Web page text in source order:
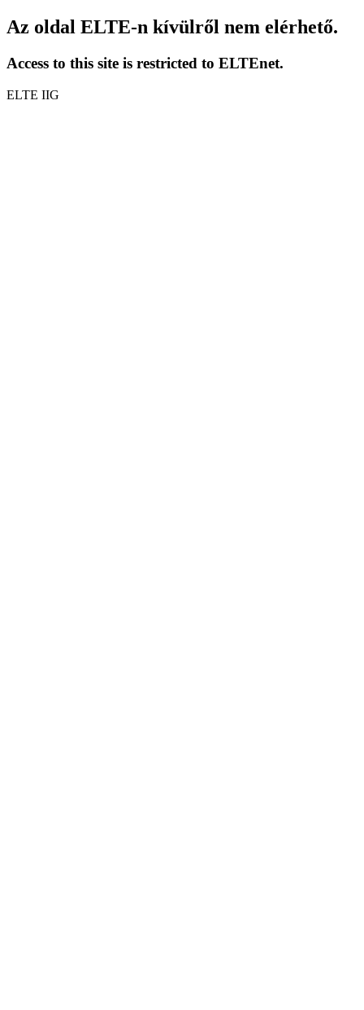
Az oldal ELTE-n kívülről nem elérhető.
Access to this site is restricted to ELTEnet.
ELTE IIG